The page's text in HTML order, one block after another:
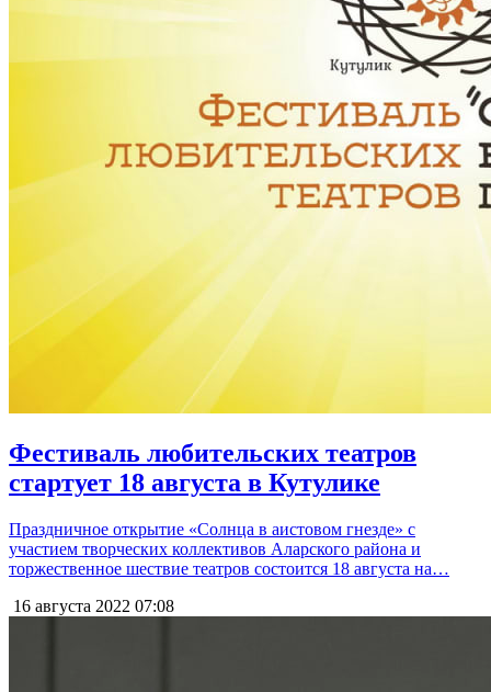
Фестиваль любительских театров
стартует 18 августа в Кутулике
Праздничное открытие «Солнца в аистовом гнезде» с
участием творческих коллективов Аларского района и
торжественное шествие театров состоится 18 августа на…
16 августа 2022 07:08